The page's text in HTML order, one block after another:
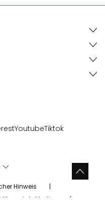
YoutubeTiktok
Hinweis
für soziale Medien